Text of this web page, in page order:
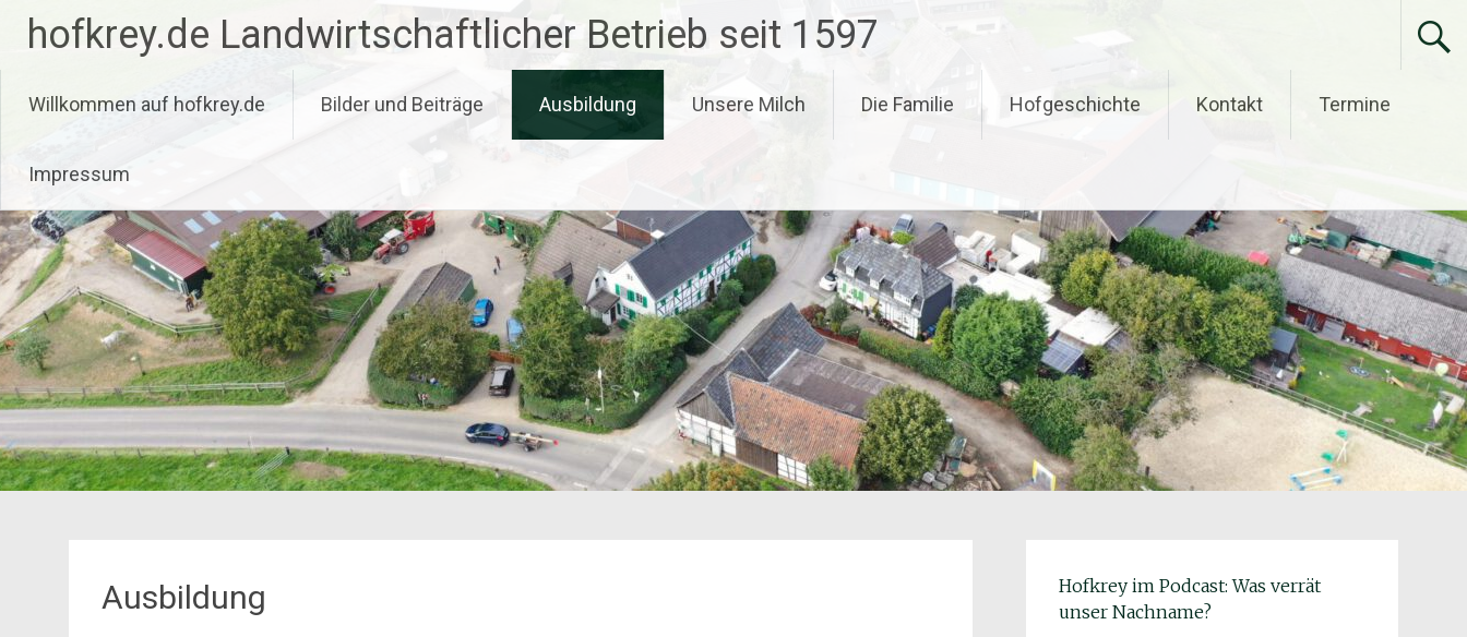
Zum
Inhalt
springen
hofkrey.de Landwirtschaftlicher Betrieb seit 1597
Willkommen auf hofkrey.de Bilder und Beiträge Ausbildung Unsere Milch Die Familie Hofgeschichte Kontakt Termine
Impressum
Ausbildung
Hofkrey im Podcast: Was verrät
unser Nachname?